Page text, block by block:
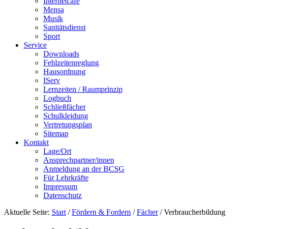
Mensa
Musik
Sanitätsdienst
Sport
Service
Downloads
Fehlzeitenreglung
Hausordnung
IServ
Lernzeiten / Raumprinzip
Logbuch
Schließfächer
Schulkleidung
Vertretungsplan
Sitemap
Kontakt
Lage/Ort
Ansprechpartner/innen
Anmeldung an der BCSG
Für Lehrkräfte
Impressum
Datenschutz
Aktuelle Seite: Start / Fördern & Fordern / Fächer /Verbraucherbildung